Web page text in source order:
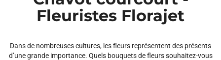
Fleuristes Florajet
Dans de nombreuses cultures, les fleurs représentent des présents
d’une grande importance. Quels bouquets de fleurs souhaitez-vous